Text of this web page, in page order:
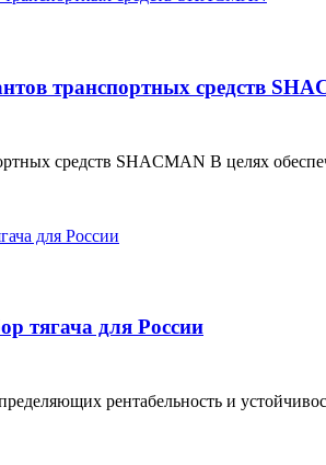
транспортных средств
средств SHACMAN В целях
тягача для России
рентабельность и